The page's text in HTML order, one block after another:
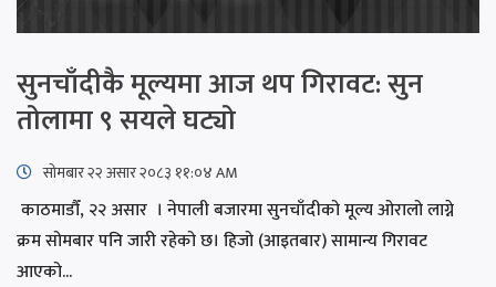
सुनचाँदीकै मूल्यमा आज थप गिरावट: सुन
तोलामा ९ सयले घट्यो
सोमबार २२ असार २०८३ ११:०४ AM
काठमाडौँ, २२ असार । नेपाली बजारमा सुनचाँदीको मूल्य ओरालो लाग्ने
क्रम सोमबार पनि जारी रहेको छ। हिजो (आइतबार) सामान्य गिरावट
आएको...